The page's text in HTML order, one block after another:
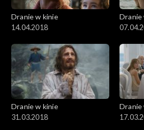
Dranie w kinie
14.04.2018
Dranie
Dranie w kinie
31.03.2018
Dranie